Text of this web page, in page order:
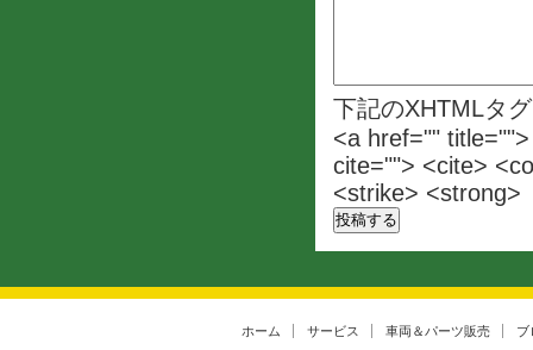
下記のXHTMLタ
<a href=""
cite=""> <cite>
<strike> <strong>
ホーム サービス 車両＆パーツ販売 ブ